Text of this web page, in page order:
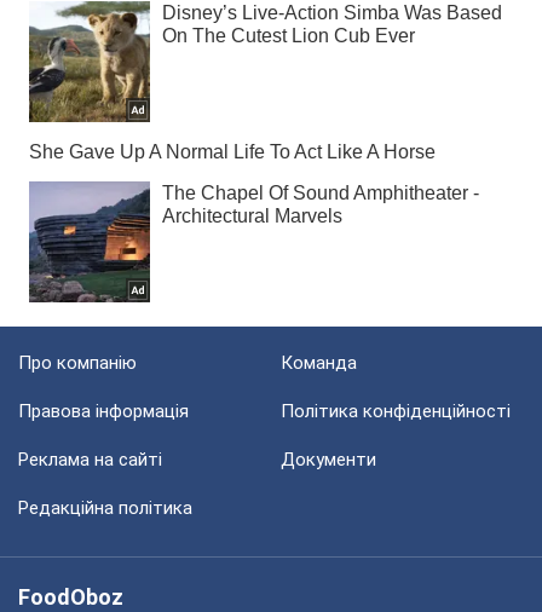
Про компанію Команда
Правова інформація Політика конфіденційності
Реклама на сайті Документи
Редакційна політика
FoodOboz